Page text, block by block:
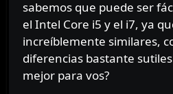
sabemos que puede ser
el Intel Core i5 y el i7, ya
increíblemente similares,
diferencias bastante
mejor para vos?